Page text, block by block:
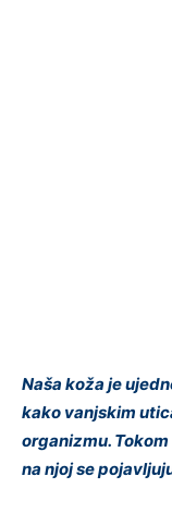
Naša koža je
kako vanjskim
organizmu.
na njoj se